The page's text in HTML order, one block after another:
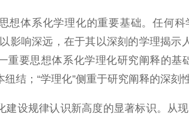
体系化学理化的重要基础。任何科
影响深远，在于其以深刻的学理揭
重要思想体系化学理化研究阐释的
结；“学理化”侧重于研究阐释的深
规律认识新高度的显著标识。从现